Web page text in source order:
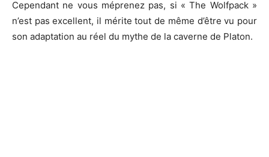
Cependant ne vous méprenez pas, si « The Wolfpack »
n’est pas excellent, il mérite tout de même d’être vu pour
son adaptation au réel du mythe de la caverne de Platon.